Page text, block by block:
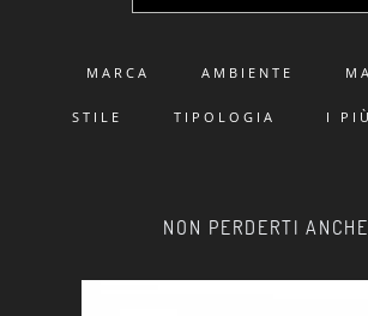
MARCA AMBIENTE
STILE TIPOLOGIA I
NON PERDERTI